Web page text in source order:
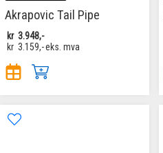
Akrapovic Tail Pipe
kr 3.948,-
kr 3.159,-eks. mva